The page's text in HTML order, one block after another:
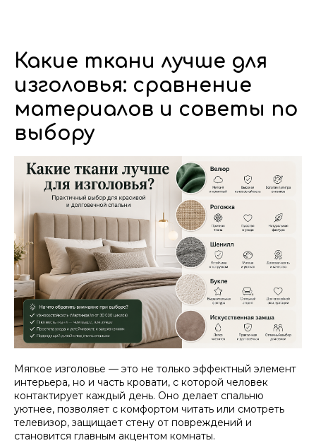
Какие ткани лучше для
изголовья: сравнение
материалов и советы по
выбору
Мягкое изголовье — это не только эффектный элемент
интерьера, но и часть кровати, с которой человек
контактирует каждый день. Оно делает спальню
уютнее, позволяет с комфортом читать или смотреть
телевизор, защищает стену от повреждений и
становится главным акцентом комнаты.